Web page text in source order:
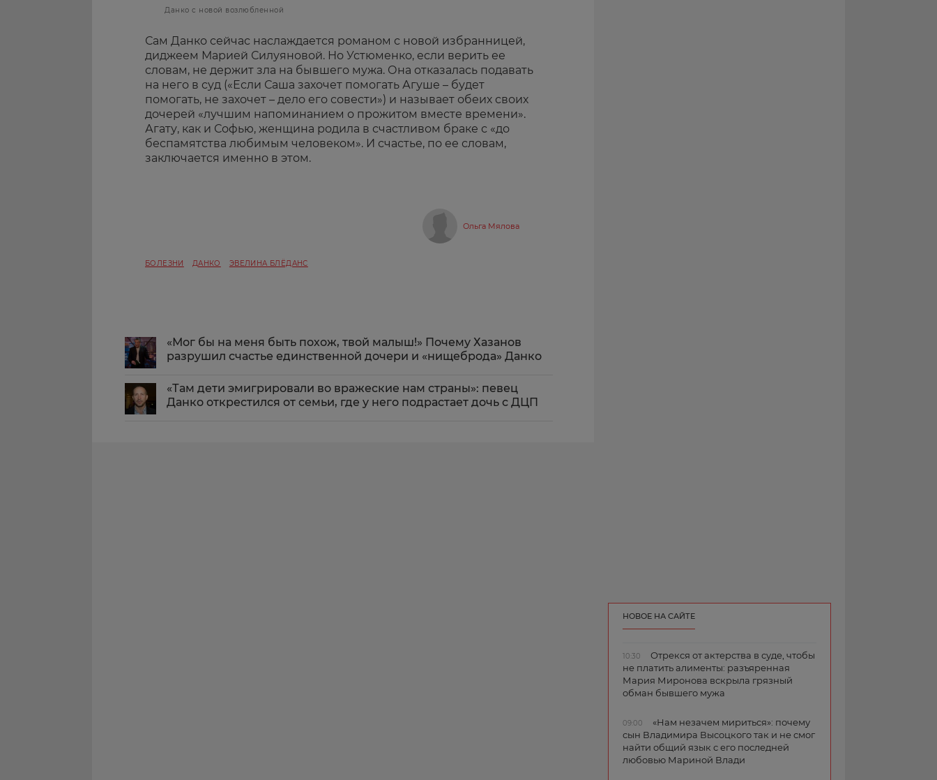
Данко с новой возлюбленной
Сам Данко сейчас наслаждается романом с новой избранницей,
диджеем Марией Силуяновой. Но Устюменко, если верить ее
словам, не держит зла на бывшего мужа. Она отказалась подавать
на него в суд («Если Саша захочет помогать Агуше – будет
помогать, не захочет – дело его совести») и называет обеих своих
дочерей «лучшим напоминанием о прожитом вместе времени».
Агату, как и Софью, женщина родила в счастливом браке с «до
беспамятства любимым человеком». И счастье, по ее словам,
заключается именно в этом.
Ольга Мялова
БОЛЕЗНИ ДАНКО ЭВЕЛИНА БЛЁДАНС
«Мог бы на меня быть похож, твой малыш!» Почему Хазанов
разрушил счастье единственной дочери и «нищеброда» Данко
«Там дети эмигрировали во вражеские нам страны»: певец
Данко открестился от семьи, где у него подрастает дочь с ДЦП
НОВОЕ НА САЙТЕ
10:30
Отрекся от актерства в суде, чтобы
не платить алименты: разъяренная
Мария Миронова вскрыла грязный
обман бывшего мужа
09:00
«Нам незачем мириться»: почему
сын Владимира Высоцкого так и не смог
найти общий язык с его последней
любовью Мариной Влади